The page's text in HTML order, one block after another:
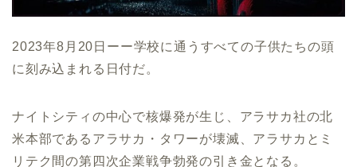
2023年8月20日ーー学校に通うすべての子供たちの頭
に刻み込まれる日付だ。
ナイトシティの中心で核爆発が生じ、アラサカ社の北
米本部であるアラサカ・タワーが壊滅、アラサカとミ
リテク間の第四次企業戦争勃発の引き金となる。